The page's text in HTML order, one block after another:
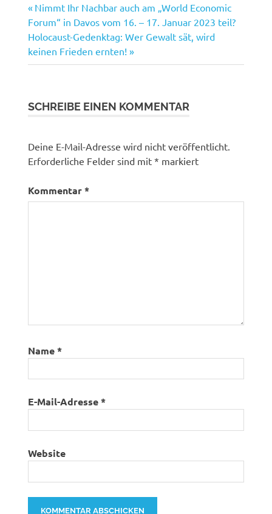
Beitragsnavigation
Vorheriger
Beitrag:
Nimmt Ihr Nachbar auch am „World Economic
Forum“ in Davos vom 16. – 17. Januar 2023 teil?
Nächster
Beitrag:
Holocaust-Gedenktag: Wer Gewalt sät, wird
keinen Frieden ernten!
SCHREIBE EINEN KOMMENTAR
Deine E-Mail-Adresse wird nicht veröffentlicht.
Erforderliche Felder sind mit* markiert
Kommentar*
Name*
E-Mail-Adresse*
Website